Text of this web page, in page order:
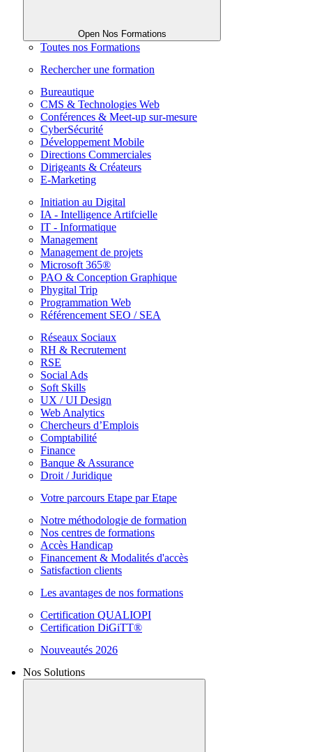
Open Nos Formations
Toutes nos Formations
Rechercher une formation
Bureautique
CMS & Technologies Web
Conférences & Meet-up sur-mesure
CyberSécurité
Développement Mobile
Directions Commerciales
Dirigeants & Créateurs
E-Marketing
Initiation au Digital
IA - Intelligence Artifcielle
IT - Informatique
Management
Management de projets
Microsoft 365®
PAO & Conception Graphique
Phygital Trip
Programmation Web
Référencement SEO / SEA
Réseaux Sociaux
RH & Recrutement
RSE
Social Ads
Soft Skills
UX / UI Design
Web Analytics
Chercheurs d’Emplois
Comptabilité
Finance
Banque & Assurance
Droit / Juridique
Votre parcours Etape par Etape
Notre méthodologie de formation
Nos centres de formations
Accès Handicap
Financement & Modalités d'accès
Satisfaction clients
Les avantages de nos formations
Certification QUALIOPI
Certification DiGiTT®
Nouveautés 2026
Nos Solutions